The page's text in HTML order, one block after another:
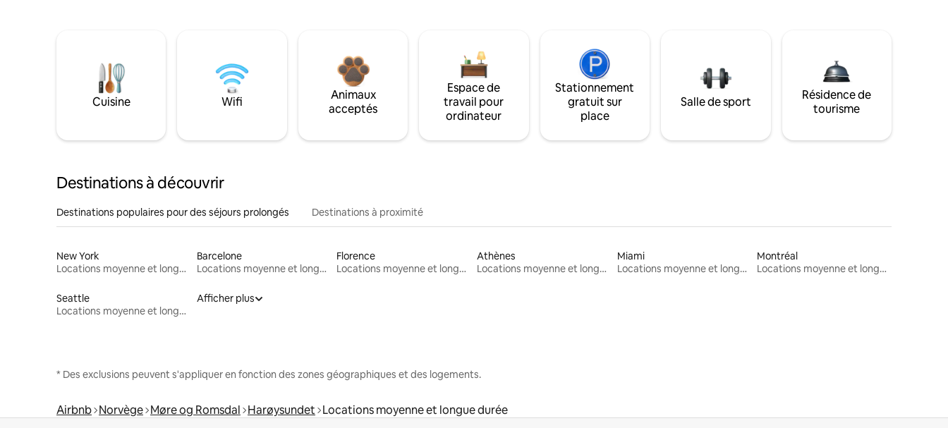
Cuisine Wifi
Animaux
acceptés
Espace de
travail pour
ordinateur
Stationnement
gratuit sur
place
Salle de sport
Résidence de
tourisme
Destinations à découvrir
Destinations populaires pour des séjours prolongés Destinations à proximité
New York
Locations moyenne et longue durée
Barcelone
Locations moyenne et longue durée
Florence
Locations moyenne et longue durée
Athènes
Locations moyenne et longue durée
Miami
Locations moyenne et longue durée
Montréal
Locations moyenne et longue durée
Seattle
Locations moyenne et longue durée
Afficher plus
* Des exclusions peuvent s'appliquer en fonction des zones géographiques et des logements.
Airbnb Norvège Møre og Romsdal Harøysundet Locations moyenne et longue durée